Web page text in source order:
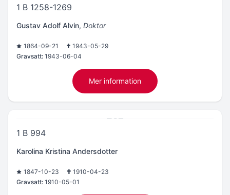
1 B 1258-1269
Gustav Adolf Alvin, Doktor
1864-09-21
1943-05-29
Gravsatt: 1943-06-04
Mer information
1 B 994
Karolina Kristina Andersdotter
1847-10-23
1910-04-23
Gravsatt: 1910-05-01